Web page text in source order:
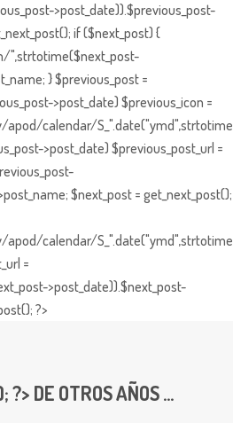
>post_date)).$previous_post-
if ($next_post) {
",strtotime($next_post-
} $previous_post =
>post_date) $previous_icon =
calendar/
>post_date) $previous_post_url =
$next_post = get_next_post();
calendar/
=
>post_date)).$next_post-
?>
?> DE OTROS AÑOS ...